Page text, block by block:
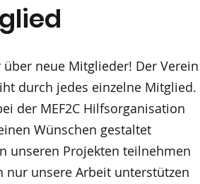
neue Mitglieder! Der Verein
durch jedes einzelne Mitglied.
der MEF2C Hilfsorganisation
Wünschen gestaltet
unseren Projekten teilnehmen
nur unsere Arbeit unterstützen